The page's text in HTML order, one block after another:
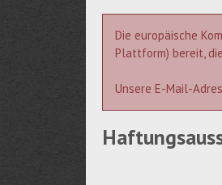
Die europäische
Plattform) bereit,
Unsere E-Mail-